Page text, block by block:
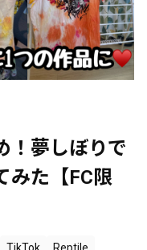
！夢しぼりで
みた【FC限